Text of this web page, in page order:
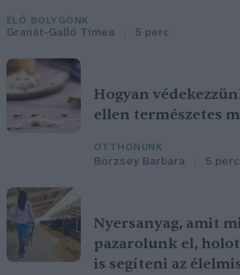
ÉLŐ BOLYGÓNK
Granát-Galló Tímea 5 perc
Hogyan
ellen természetes
OTTHONUNK
Börzsey Barbara 5 perc
Nyersanyag, amit
pazarolunk el,
is segíteni az